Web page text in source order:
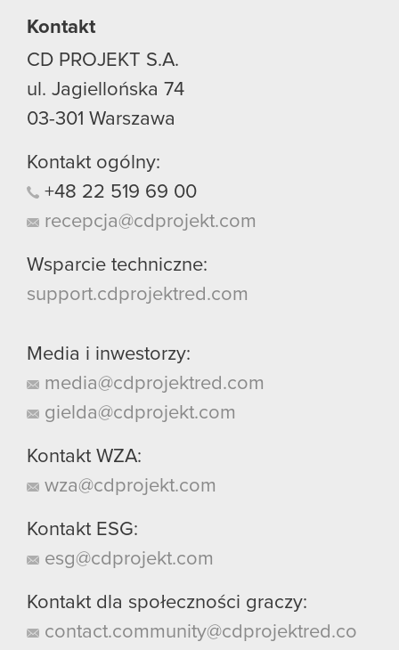
Kontakt
CD PROJEKT S.A.
ul. Jagiellońska 74
03-301 Warszawa
Kontakt ogólny:
+48 22 519 69 00
recepcja@cdprojekt.com
Wsparcie techniczne:
support.cdprojektred.com
Media i inwestorzy:
media@cdprojektred.com
gielda@cdprojekt.com
Kontakt WZA:
wza@cdprojekt.com
Kontakt ESG:
esg@cdprojekt.com
Kontakt dla społeczności graczy:
contact.community@cdprojektred.co